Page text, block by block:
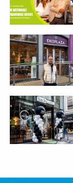
Lees
meer
Lees
meer